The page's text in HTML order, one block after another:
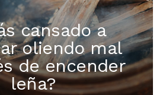
cansado a
oliendo mal
de encender
leña?